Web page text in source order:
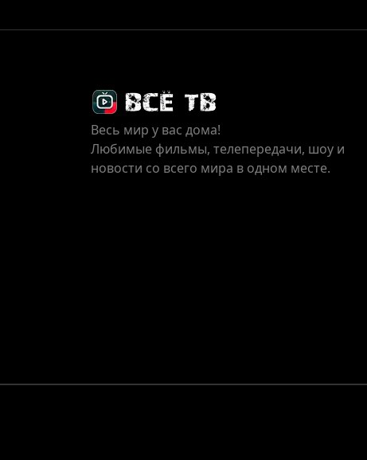
Весь мир у вас дома!
Любимые фильмы, телепередачи, шоу и
новости со всего мира в одном месте.